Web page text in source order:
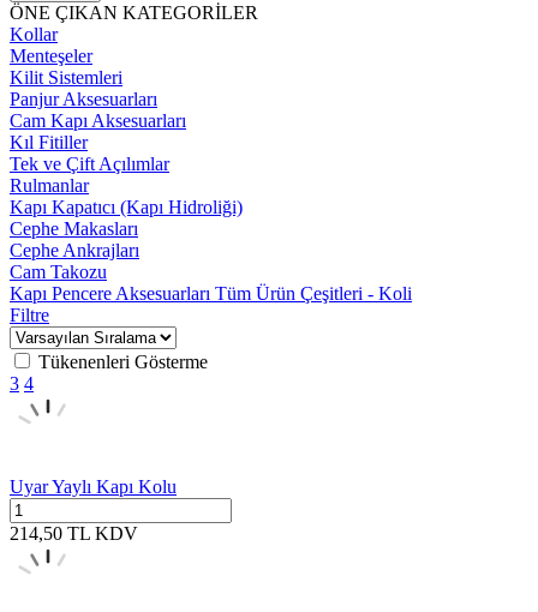
ÖNE ÇIKAN KATEGORİLER
Kollar
Menteşeler
Kilit Sistemleri
Panjur Aksesuarları
Cam Kapı Aksesuarları
Kıl Fitiller
Tek ve Çift Açılımlar
Rulmanlar
Kapı Kapatıcı (Kapı Hidroliği)
Cephe Makasları
Cephe Ankrajları
Cam Takozu
Kapı Pencere Aksesuarları Tüm Ürün Çeşitleri - Koli
Filtre
Tükenenleri Gösterme
3 4
Uyar Yaylı Kapı Kolu
214,50 TL KDV